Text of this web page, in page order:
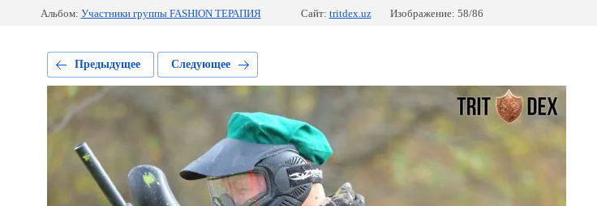
Альбом: Участники группы FASHION ТЕРАПИЯ Сайт: tritdex.uz Изображение: 58/86
Предыдущее Следующее